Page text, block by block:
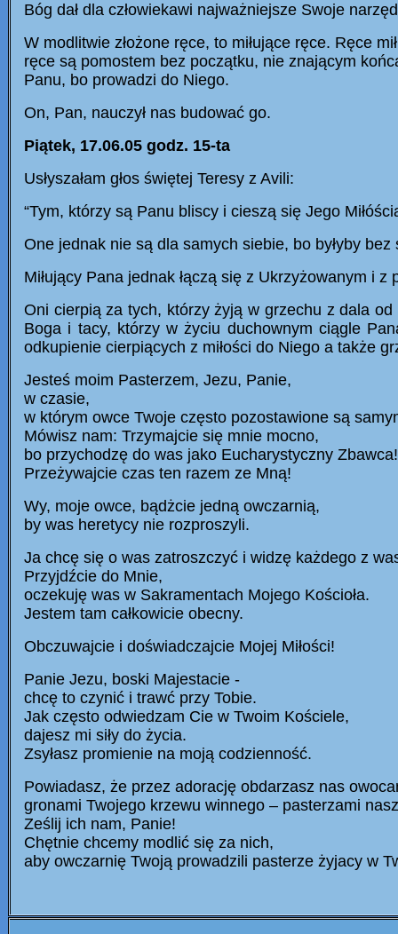
Bóg dał dla człowiekawi najważniejsze Swoje
W modlitwie złożone ręce, to miłujące ręce. Ręce
ręce są pomostem bez początku, nie znającym
Panu, bo prowadzi do Niego.
On, Pan, nauczył nas budować go.
Piątek, 17.06.05 godz. 15-ta
Usłyszałam głos świętej Teresy z Avili:
“Tym, którzy są Panu bliscy i cieszą się Jego Mi
One jednak nie są dla samych siebie, bo byłyby
Miłujący Pana jednak łączą się z Ukrzyżowanym i
Oni cierpią za tych, którzy żyją w grzechu z dala
Boga i tacy, którzy w życiu duchownym ciągle
odkupienie cierpiących z miłości do Niego a także
Jesteś moim Pasterzem, Jezu, Panie,
w czasie,
w którym owce Twoje często pozostawione są
Mówisz nam: Trzymajcie się mnie mocno,
bo przychodzę do was jako Eucharystyczny Zbawca!
Przeżywajcie czas ten razem ze Mną!
Wy, moje owce, bądżcie jedną owczarnią,
by was heretycy nie rozproszyli.
Ja chcę się o was zatroszczyć i widzę każdego z
Przyjdźcie do Mnie,
oczekuję was w Sakramentach Mojego Kościoła.
Jestem tam całkowicie obecny.
Obczuwajcie i doświadczajcie Mojej Miłości!
Panie Jezu, boski Majestacie -
chcę to czynić i trawć przy Tobie.
Jak często odwiedzam Cie w Twoim Kościele,
dajesz mi siły do życia.
Zsyłasz promienie na moją codzienność.
Powiadasz, że przez adorację obdarzasz nas
gronami Twojego krzewu winnego – pasterzami
Ześlij ich nam, Panie!
Chętnie chcemy modlić się za nich,
aby owczarnię Twoją prowadzili pasterze żyjacy w